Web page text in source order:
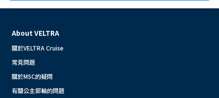
About VELTRA
關於VELTRA Cruise
常見問題
關於MSC的疑問
有關公主郵輪的問題